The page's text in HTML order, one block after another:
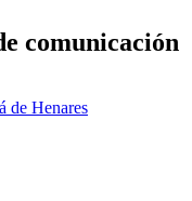
comunicación
de Henares